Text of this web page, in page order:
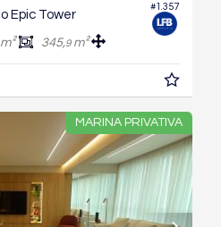
#1.357
Epic Tower
345,9m²
MARINA PRIVATIVA